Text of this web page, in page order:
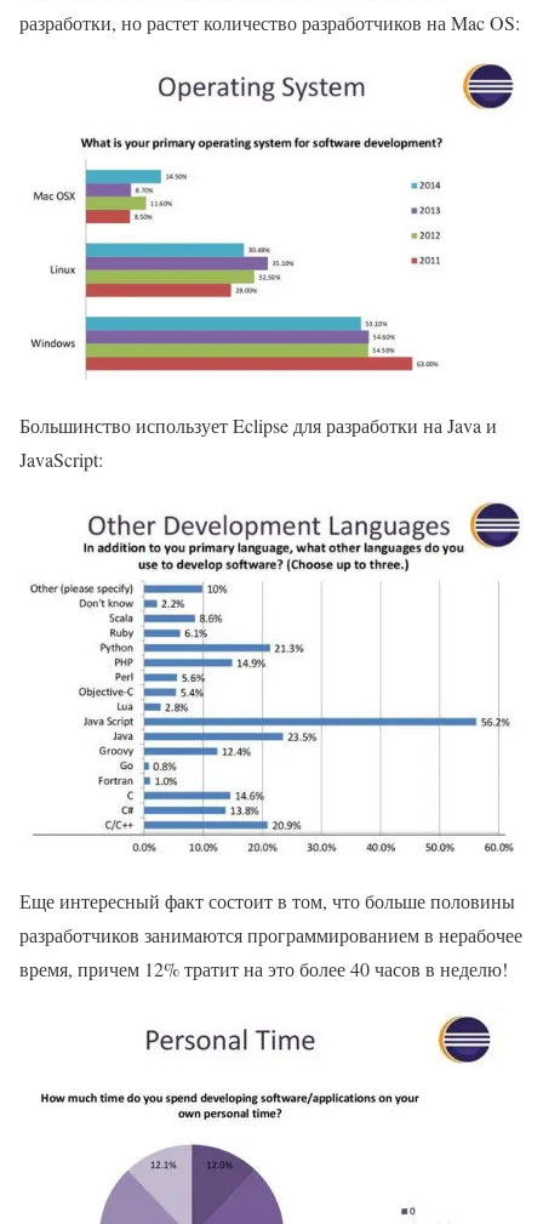
разработки, но растет количество разработчиков на Mac OS:
Большинство использует Eclipse для разработки на Java и
JavaScript:
Еще интересный факт состоит в том, что больше половины
разработчиков занимаются программированием в нерабочее
время, причем 12% тратит на это более 40 часов в неделю!